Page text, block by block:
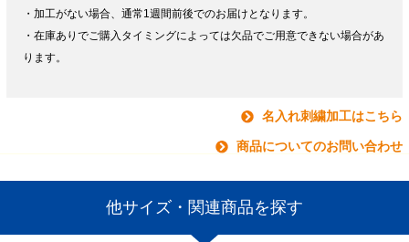
・加工がない場合、通常1週間前後でのお届けとなります。
・在庫ありでご購入タイミングによっては欠品でご用意できない場合があ
ります。
名入れ刺繍加工はこちら
商品についてのお問い合わせ
他サイズ・関連商品を探す